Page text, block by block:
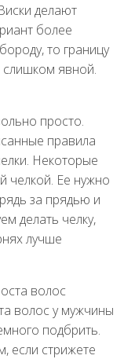
делают
более
то границу
слишком явной.
просто.
правила
Некоторые
челкой. Ее нужно
за прядью и
делать челку,
лучше
волос
волос у мужчины
подбрить.
если стрижете